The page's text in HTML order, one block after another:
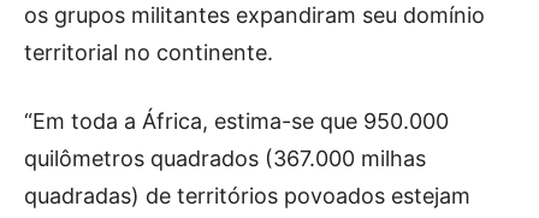
os grupos militantes expandiram seu domínio
territorial no continente.
“Em toda a África, estima-se que 950.000
quilômetros quadrados (367.000 milhas
quadradas) de territórios povoados estejam